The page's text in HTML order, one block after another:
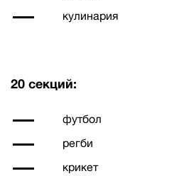
кулинария
20 секций:
футбол
регби
крикет